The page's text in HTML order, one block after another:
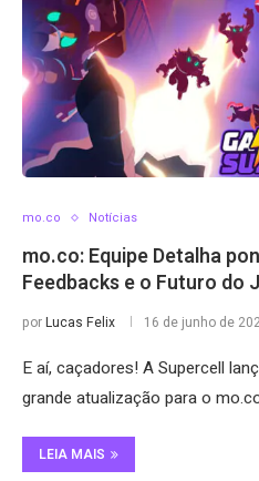
mo.co Notícias
mo.co: Equipe Detalha
Feedbacks e o Futuro do
porLucas Felix 16 de junho de
E aí, caçadores! A Supercell
grande atualização para o
LEIA MAIS